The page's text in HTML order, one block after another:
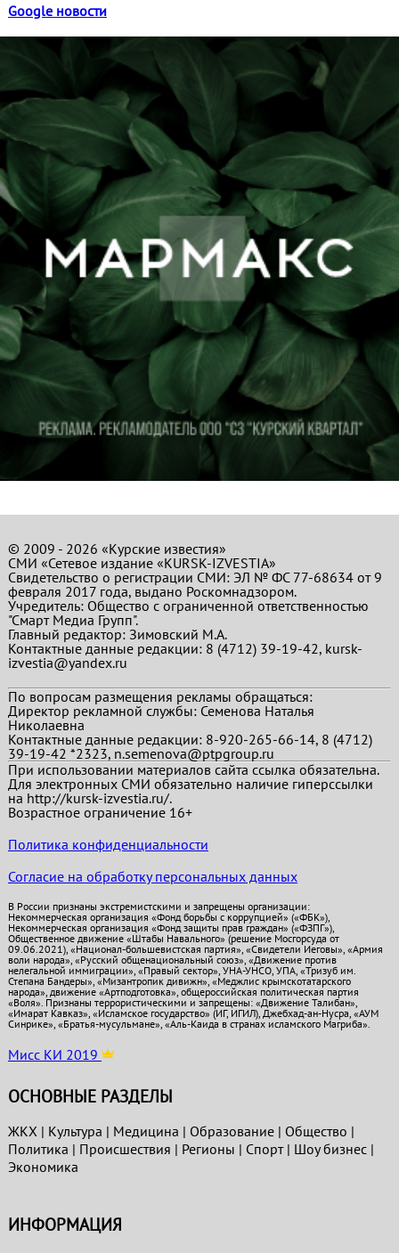
Google новости
© 2009 - 2026 «Курские известия»
СМИ «Сетевое издание «KURSK-IZVESTIA»
Свидетельство о регистрации СМИ: ЭЛ № ФС 77-68634 от 9
февраля 2017 года, выдано Роскомнадзором.
Учредитель: Общество с ограниченной ответственностью
"Смарт Медиа Групп".
Главный редактор:Зимовский М.А.
Контактные данные редакции: 8 (4712) 39-19-42, kursk-
izvestia@yandex.ru
По вопросам размещения рекламы обращаться:
Директор рекламной службы: Семенова Наталья
Николаевна
Контактные данные редакции: 8-920-265-66-14, 8 (4712)
39-19-42 *2323, n.semenova@ptpgroup.ru
При использовании материалов сайта ссылка обязательна.
Для электронных СМИ обязательно наличие гиперссылки
на http://kursk-izvestia.ru/.
Возрастное ограничение 16+
Политика конфиденциальности
Согласие на обработку персональных данных
В России признаны экстремистскими и запрещены организации:
Некоммерческая организация «Фонд борьбы с коррупцией» («ФБК»),
Некоммерческая организация «Фонд защиты прав граждан» («ФЗПГ»),
Общественное движение «Штабы Навального» (решение Мосгорсуда от
09.06.2021), «Национал-большевистская партия», «Свидетели Иеговы», «Армия
воли народа», «Русский общенациональный союз», «Движение против
нелегальной иммиграции», «Правый сектор», УНА-УНСО, УПА, «Тризуб им.
Степана Бандеры», «Мизантропик дивижн», «Меджлис крымскотатарского
народа», движение «Артподготовка», общероссийская политическая партия
«Воля». Признаны террористическими и запрещены: «Движение Талибан»,
«Имарат Кавказ», «Исламское государство» (ИГ, ИГИЛ), Джебхад-ан-Нусра, «АУМ
Синрике», «Братья-мусульмане», «Аль-Каида в странах исламского Магриба».
Мисс КИ 2019
ОСНОВНЫЕ РАЗДЕЛЫ
ЖКХ| Культура | Медицина | Образование| Общество |
Политика | Проиcшествия | Регионы | Спорт| Шоу бизнес|
Экономика
ИНФОРМАЦИЯ